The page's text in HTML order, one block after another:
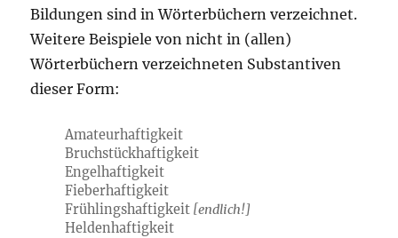
Bildungen sind in Wörterbüchern verzeichnet.
Weitere Beispiele von nicht in (allen)
Wörterbüchern verzeichneten Substantiven
dieser Form:
Amateurhaftigkeit
Bruchstückhaftigkeit
Engelhaftigkeit
Fieberhaftigkeit
Frühlingshaftigkeit [endlich!]
Heldenhaftigkeit